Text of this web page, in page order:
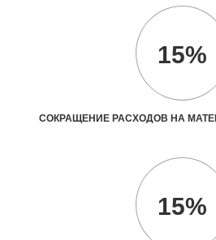
15%
СОКРАЩЕНИЕ РАСХОДОВ НА
15%